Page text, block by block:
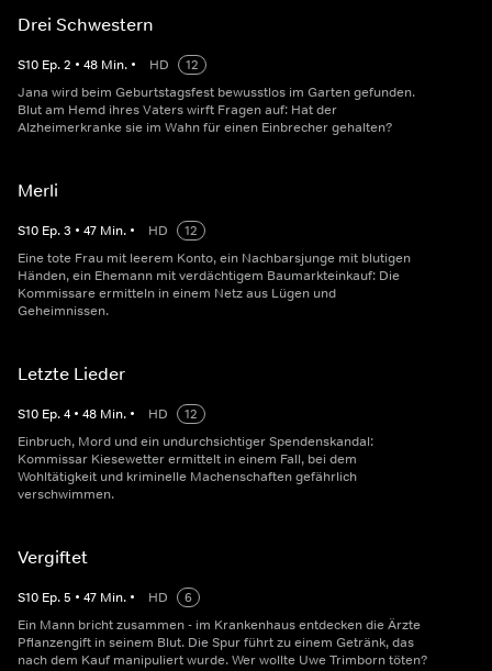
Drei Schwestern
S10 Ep.2 • 48 Min. • HD
12
Jana wird beim Geburtstagsfest bewusstlos im Garten gefunden.
Blut am Hemd ihres Vaters wirft Fragen auf: Hat der
Alzheimerkranke sie im Wahn für einen Einbrecher gehalten?
Merli
S10 Ep.3 • 47 Min. • HD
12
Eine tote Frau mit leerem Konto, ein Nachbarsjunge mit blutigen
Händen, ein Ehemann mit verdächtigem Baumarkteinkauf: Die
Kommissare ermitteln in einem Netz aus Lügen und
Geheimnissen.
Letzte Lieder
S10 Ep.4 • 48 Min. • HD
12
Einbruch, Mord und ein undurchsichtiger Spendenskandal:
Kommissar Kiesewetter ermittelt in einem Fall, bei dem
Wohltätigkeit und kriminelle Machenschaften gefährlich
verschwimmen.
Vergiftet
S10 Ep.5 • 47 Min. • HD
6
Ein Mann bricht zusammen - im Krankenhaus entdecken die Ärzte
Pflanzengift in seinem Blut. Die Spur führt zu einem Getränk, das
nach dem Kauf manipuliert wurde. Wer wollte Uwe Trimborn töten?